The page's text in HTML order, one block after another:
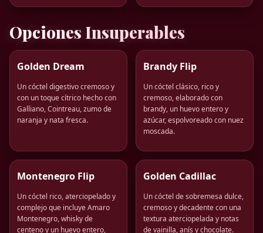
Opciones Insuperables
Golden Dream
Un cóctel digestivo cremoso y
con un toque cítrico hecho con
Galliano, Cointreau, zumo de
naranja y nata fresca.
Brandy Flip
Un cóctel clásico, rico y
cremoso, elaborado con
brandy, un huevo entero y
azúcar, espolvoreado con nuez
moscada.
Montenegro Flip
Un cóctel rico, aterciopelado y
complejo que incluye Amaro
Montenegro, whisky de
centeno y un huevo entero,
Golden Cadillac
Un cóctel de sobremesa dulce,
cremoso y decadente con una
textura aterciopelada y notas
de vainilla, anís y chocolate.